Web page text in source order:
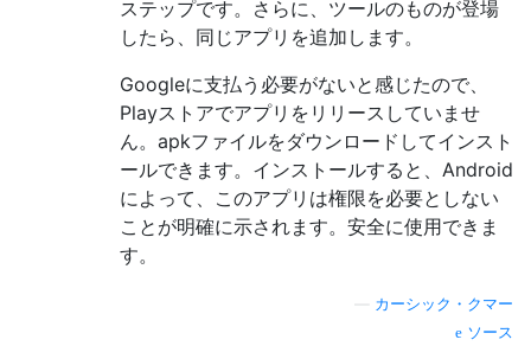
ステップです。さらに、ツールのものが登場
したら、同じアプリを追加します。
Googleに支払う必要がないと感じたので、
Playストアでアプリをリリースしていませ
ん。apkファイルをダウンロードしてインスト
ールできます。インストールすると、Android
によって、このアプリは権限を必要としない
ことが明確に示されます。安全に使用できま
す。
カーシック・クマー
ソース